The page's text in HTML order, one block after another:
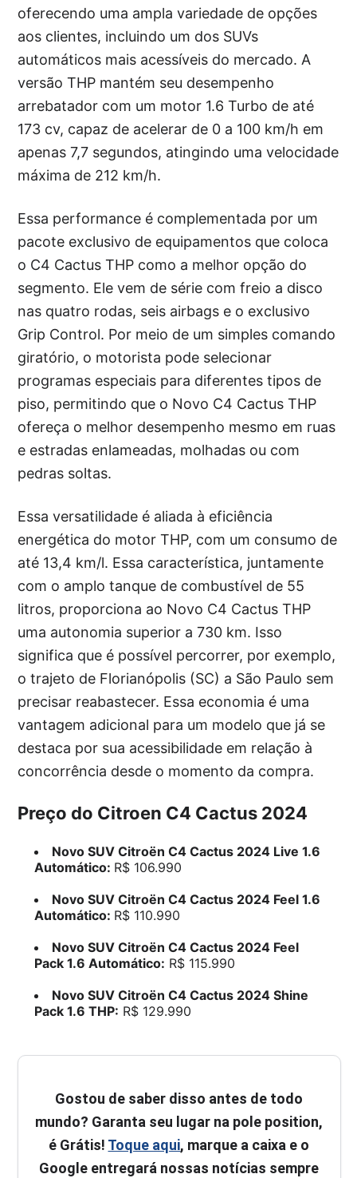
oferecendo uma ampla variedade de opções
aos clientes, incluindo um dos SUVs
automáticos mais acessíveis do mercado. A
versão THP mantém seu desempenho
arrebatador com um motor 1.6 Turbo de até
173 cv, capaz de acelerar de 0 a 100 km/h em
apenas 7,7 segundos, atingindo uma velocidade
máxima de 212 km/h.
Essa performance é complementada por um
pacote exclusivo de equipamentos que coloca
o C4 Cactus THP como a melhor opção do
segmento. Ele vem de série com freio a disco
nas quatro rodas, seis airbags e o exclusivo
Grip Control. Por meio de um simples comando
giratório, o motorista pode selecionar
programas especiais para diferentes tipos de
piso, permitindo que o Novo C4 Cactus THP
ofereça o melhor desempenho mesmo em ruas
e estradas enlameadas, molhadas ou com
pedras soltas.
Essa versatilidade é aliada à eficiência
energética do motor THP, com um consumo de
até 13,4 km/l. Essa característica, juntamente
com o amplo tanque de combustível de 55
litros, proporciona ao Novo C4 Cactus THP
uma autonomia superior a 730 km. Isso
significa que é possível percorrer, por exemplo,
o trajeto de Florianópolis (SC) a São Paulo sem
precisar reabastecer. Essa economia é uma
vantagem adicional para um modelo que já se
destaca por sua acessibilidade em relação à
concorrência desde o momento da compra.
Preço do Citroen C4 Cactus 2024
Novo SUV Citroën C4 Cactus 2024 Live 1.6
Automático: R$ 106.990
Novo SUV Citroën C4 Cactus 2024 Feel 1.6
Automático: R$ 110.990
Novo SUV Citroën C4 Cactus 2024 Feel
Pack 1.6 Automático: R$ 115.990
Novo SUV Citroën C4 Cactus 2024 Shine
Pack 1.6 THP: R$ 129.990
Gostou de saber disso antes de todo
mundo? Garanta seu lugar na pole position,
é Grátis! Toque aqui, marque a caixa e o
Google entregará nossas notícias sempre